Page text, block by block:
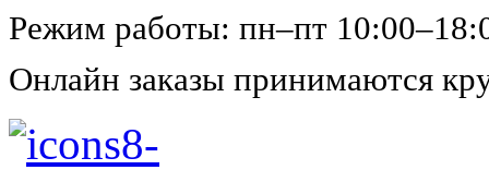
Режим работы: пн–пт
Онлайн заказы принимаются